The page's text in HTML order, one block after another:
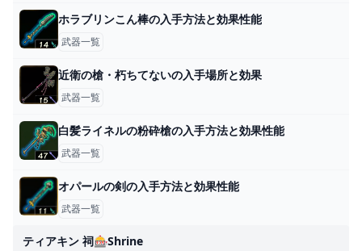
ホラブリンこん棒の入手方法と効果性能
武器一覧
近衛の槍・朽ちてないの入手場所と効果
武器一覧
白髪ライネルの粉砕槍の入手方法と効果性能
武器一覧
オパールの剣の入手方法と効果性能
武器一覧
ティアキン 祠🎰shrine